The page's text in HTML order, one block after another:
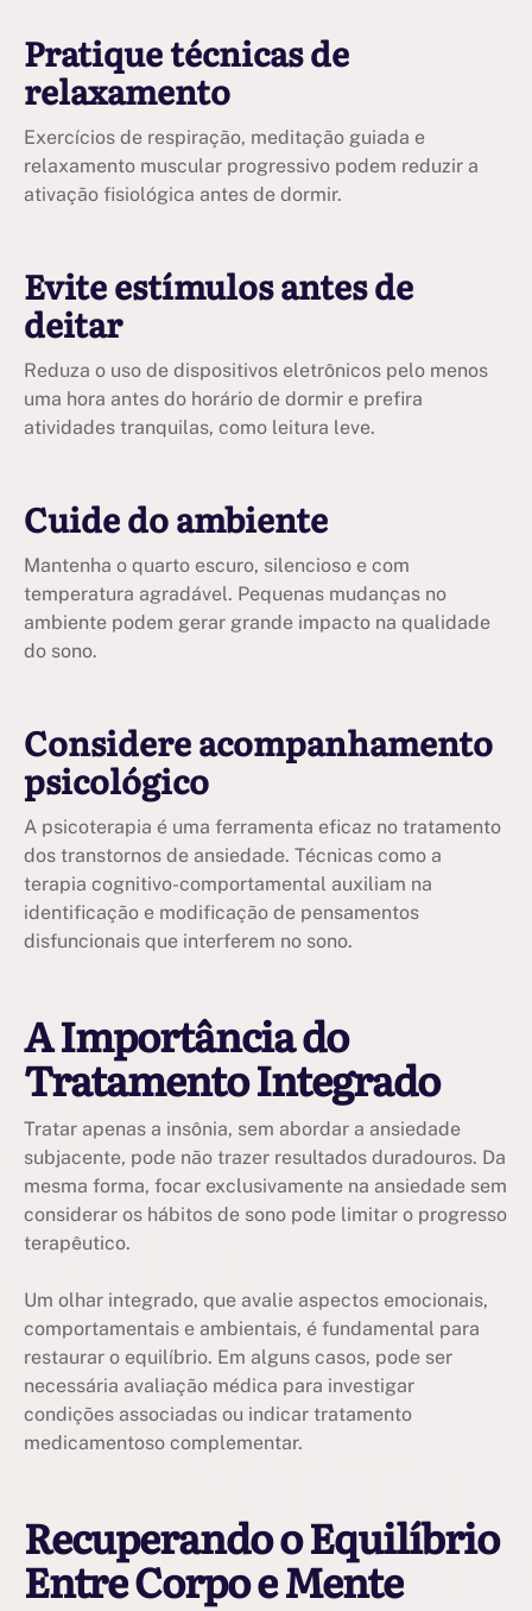
Pratique técnicas de
relaxamento
Exercícios de respiração, meditação guiada e
relaxamento muscular progressivo podem reduzir a
ativação fisiológica antes de dormir.
Evite estímulos antes de
deitar
Reduza o uso de dispositivos eletrônicos pelo menos
uma hora antes do horário de dormir e prefira
atividades tranquilas, como leitura leve.
Cuide do ambiente
Mantenha o quarto escuro, silencioso e com
temperatura agradável. Pequenas mudanças no
ambiente podem gerar grande impacto na qualidade
do sono.
Considere acompanhamento
psicológico
A psicoterapia é uma ferramenta eficaz no tratamento
dos transtornos de ansiedade. Técnicas como a
terapia cognitivo-comportamental auxiliam na
identificação e modificação de pensamentos
disfuncionais que interferem no sono.
A Importância do
Tratamento Integrado
Tratar apenas a insônia, sem abordar a ansiedade
subjacente, pode não trazer resultados duradouros. Da
mesma forma, focar exclusivamente na ansiedade sem
considerar os hábitos de sono pode limitar o progresso
terapêutico.
Um olhar integrado, que avalie aspectos emocionais,
comportamentais e ambientais, é fundamental para
restaurar o equilíbrio. Em alguns casos, pode ser
necessária avaliação médica para investigar
condições associadas ou indicar tratamento
medicamentoso complementar.
Recuperando o Equilíbrio
Entre Corpo e Mente